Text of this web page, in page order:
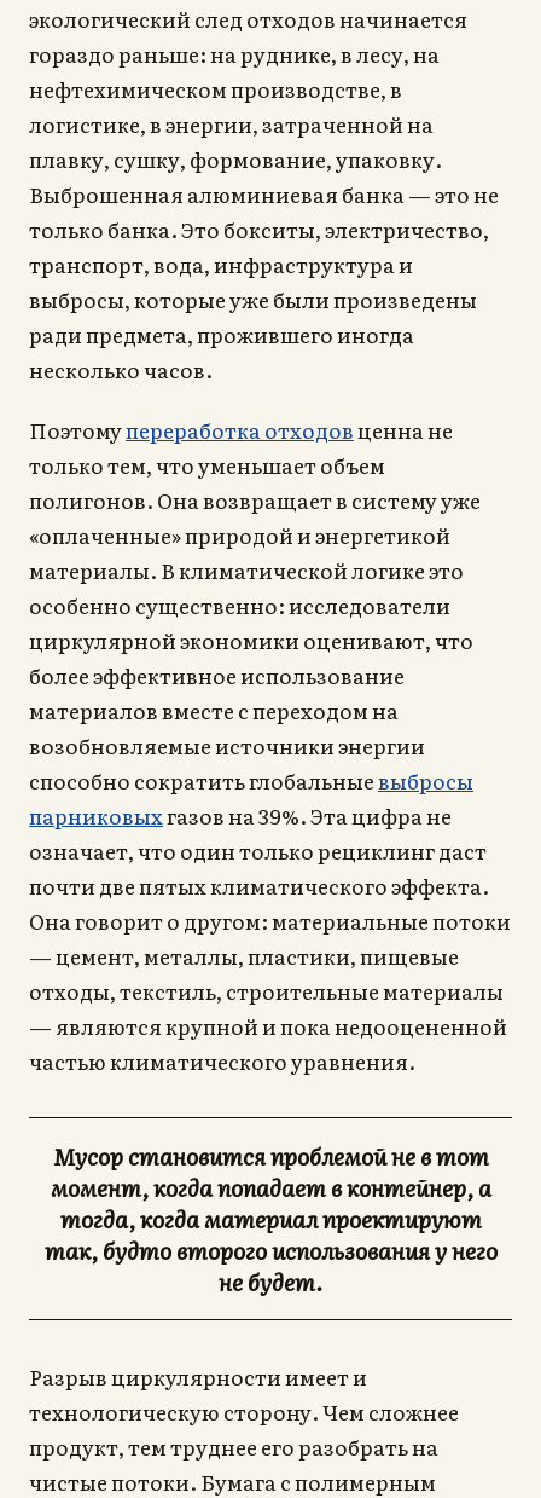
экологический след отходов начинается
гораздо раньше: на руднике, в лесу, на
нефтехимическом производстве, в
логистике, в энергии, затраченной на
плавку, сушку, формование, упаковку.
Выброшенная алюминиевая банка — это не
только банка. Это бокситы, электричество,
транспорт, вода, инфраструктура и
выбросы, которые уже были произведены
ради предмета, прожившего иногда
несколько часов.
Поэтомупереработка отходовценна не
только тем, что уменьшает объем
полигонов. Она возвращает в систему уже
«оплаченные» природой и энергетикой
материалы. В климатической логике это
особенно существенно: исследователи
циркулярной экономики оценивают, что
более эффективное использование
материалов вместе с переходом на
возобновляемые источники энергии
способно сократить глобальныевыбросы
парниковыхгазов на 39%. Эта цифра не
означает, что один только рециклинг даст
почти две пятых климатического эффекта.
Она говорит о другом: материальные потоки
— цемент, металлы, пластики, пищевые
отходы, текстиль, строительные материалы
— являются крупной и пока недооцененной
частью климатического уравнения.
Мусор становится проблемой не в тот
момент, когда попадает в контейнер, а
тогда, когда материал проектируют
так, будто второго использования у него
не будет.
Разрыв циркулярности имеет и
технологическую сторону. Чем сложнее
продукт, тем труднее его разобрать на
чистые потоки. Бумага с полимерным